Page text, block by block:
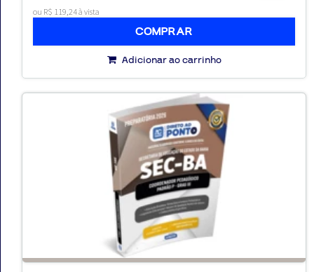
ou R$ 119,24 à vista
COMPRAR
Adicionar ao carrinho